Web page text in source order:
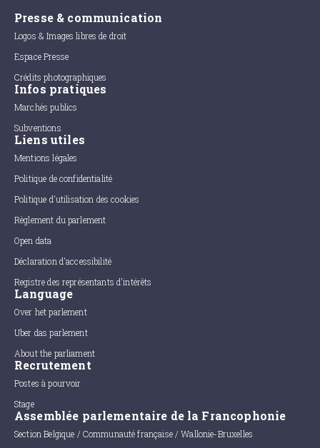
Presse & communication
Logos & Images libres de droit
Espace Presse
Crédits photographiques
Infos pratiques
Marchés publics
Subventions
Liens utiles
Mentions légales
Politique de confidentialité
Politique d'utilisation des cookies
Règlement du parlement
Open data
Déclaration d'accessibilité
Registre des représentants d'intérêts
Language
Over het parlement
Uber das parlement
About the parliament
Recrutement
Postes à pourvoir
Stage
Assemblée parlementaire de la Francophonie
Section Belgique / Communauté française / Wallonie-Bruxelles